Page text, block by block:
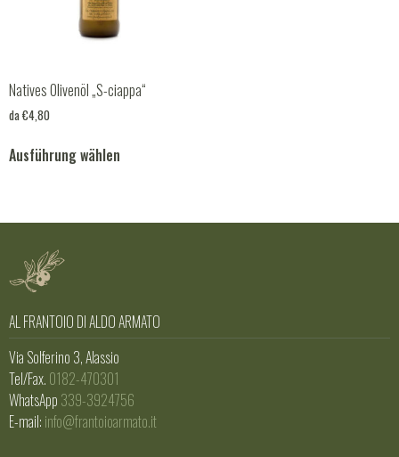
Natives Olivenöl „S-ciappa“
da€4,80
Ausführung wählen
AL FRANTOIO DI ALDO ARMATO
Via Solferino 3, Alassio
Tel/Fax. 0182-470301
WhatsApp 339-3924756
E-mail: info@frantoioarmato.it